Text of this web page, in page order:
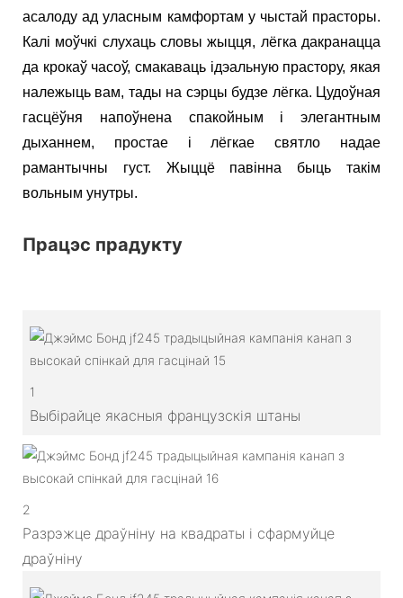
асалоду ад уласным камфортам у чыстай прасторы.
Калі моўчкі слухаць словы жыцця, лёгка дакранацца
да крокаў часоў, смакаваць ідэальную прастору, якая
належыць вам, тады на сэрцы будзе лёгка. Цудоўная
гасцёўня напоўнена спакойным і элегантным
дыханнем, простае і лёгкае святло надае
рамантычны густ. Жыццё павінна быць такім
вольным унутры.
Працэс прадукту
1
Выбірайце якасныя французскія штаны
2
Разрэжце драўніну на квадраты і сфармуйце
драўніну